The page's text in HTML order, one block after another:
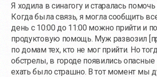
Я ходила в синагогу и старалась
Когда была связь, я могла сообщить
день с 10:00 до 11:00 можно прийти и
продуктовую помощь. Муж развозил
по домам тех, кто не мог прийти. Но
обстрелы, в городе появились
ехать было страшно. В тот момент мы